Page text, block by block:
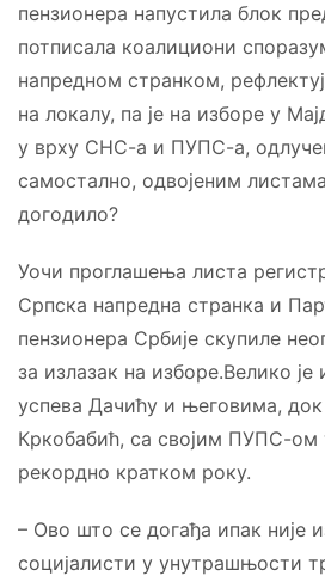
пензионера напустила блок
потписала коалициони
напредном странком,
на локалу, па је на изборе у
у врху СНС-а и ПУПС-а,
самостално, одвојеним
догодило?
Уочи проглашења листа
Српска напредна странка и
пензионера Србије скупиле
за излазак на изборе.Велико
успева Дачићу и његовима, док
Кркобабић, са својим ПУПС-ом
рекордно кратком року.
– Ово што се догађа ипак није
социјалисти у унутрашњости